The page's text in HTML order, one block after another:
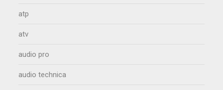
atp
atv
audio pro
audio technica